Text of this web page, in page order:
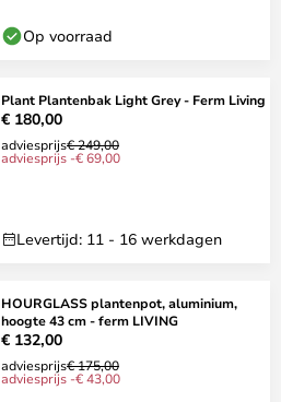
Op voorraad
Plant Plantenbak Light Grey - Ferm Living
€ 180,00
adviesprijs€ 249,00
adviesprijs -€ 69,00
Levertijd: 11 - 16 werkdagen
HOURGLASS plantenpot, aluminium,
hoogte 43 cm - ferm LIVING
€ 132,00
adviesprijs€ 175,00
adviesprijs -€ 43,00